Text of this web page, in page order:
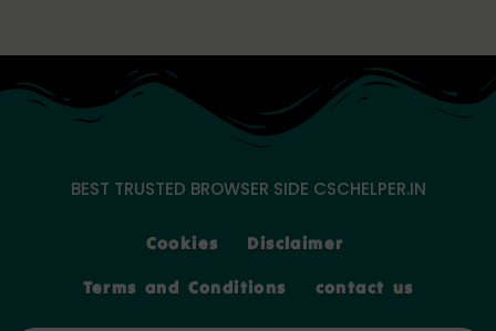
to
BEST TRUSTED BROWSER SIDE CSCHELPER.IN
Cookies Disclaimer
Terms and Conditions contact us